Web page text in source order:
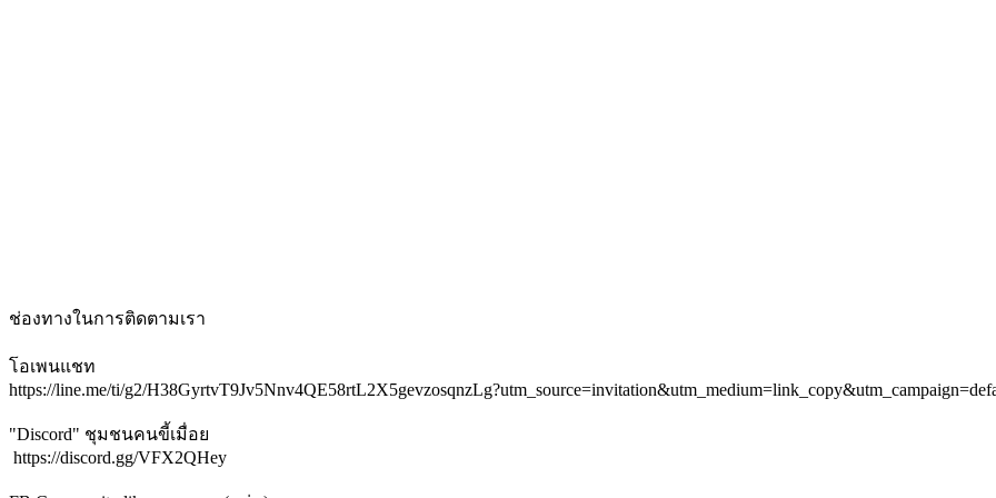
ช่องทางในการติดตามเรา
โอเพนแชท
https://line.me/ti/g2/
"Discord" ชุมชนคนขี้เมื่อย
https://discord.gg/VFX2QHey